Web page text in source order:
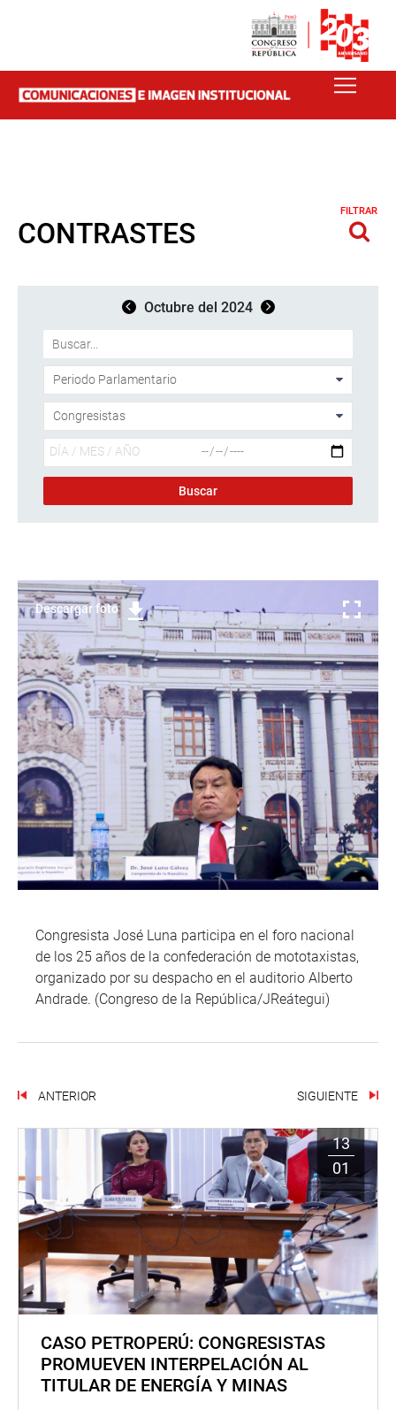
CONTRASTES
FILTRAR
Octubre del 2024
Descargar foto
Congresista José Luna participa en el foro nacional
de los 25 años de la confederación de mototaxistas,
organizado por su despacho en el auditorio Alberto
Andrade. (Congreso de la República/JReátegui)
ANTERIOR SIGUIENTE
13
01
CASO PETROPERÚ: CONGRESISTAS
PROMUEVEN INTERPELACIÓN AL
TITULAR DE ENERGÍA Y MINAS